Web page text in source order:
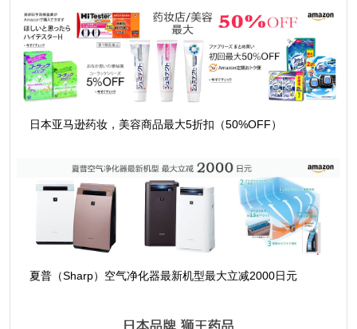
日本亚马逊药妆，美容商品最大5折扣（50%OFF）
夏普（Sharp）空气净化器最新机型最大立减2000日元